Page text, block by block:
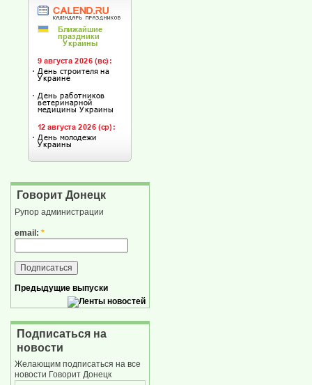
Говорит Донецк
Рупор администрации
email: *
Предыдущие выпуски
Подписаться на
новости
Желающим подписаться на все
новости Говорит Донецк